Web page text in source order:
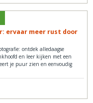
ervaar meer rust door
ontdek alledaagse
en leer kijken met een
je puur zien en eenvoudig